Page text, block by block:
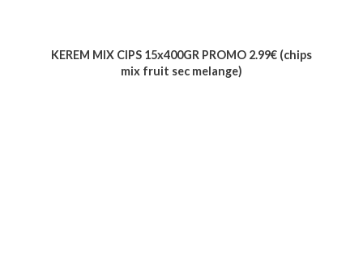
KEREM MIX CIPS 15x400GR PROMO 2.99€ (chips
mix fruit sec melange)